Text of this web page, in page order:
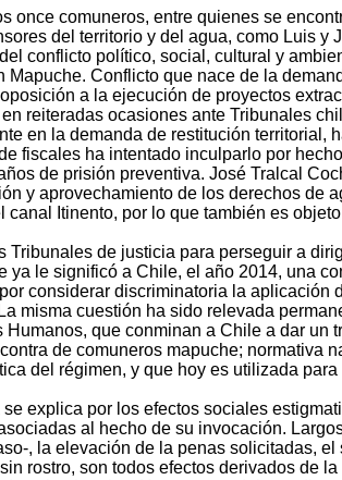
once comuneros, entre quienes se
del territorio y del agua, como Luis y
conflicto político, social, cultural y
Mapuche. Conflicto que nace de la
a la ejecución de proyectos
reiteradas ocasiones ante Tribunales
en la demanda de restitución territorial,
fiscales ha intentado inculparlo por
de prisión preventiva. José Tralcal
y aprovechamiento de los derechos de
canal Itinento, por lo que también es
Tribunales de justicia para perseguir a
ya le significó a Chile, el año 2014, una
considerar discriminatoria la aplicación
misma cuestión ha sido relevada
Humanos, que conminan a Chile a dar un
de comuneros mapuche; normativa
del régimen, y que hoy es utilizada
explica por los efectos sociales
al hecho de su invocación.
, la elevación de la penas solicitadas,
rostro, son todos efectos derivados de